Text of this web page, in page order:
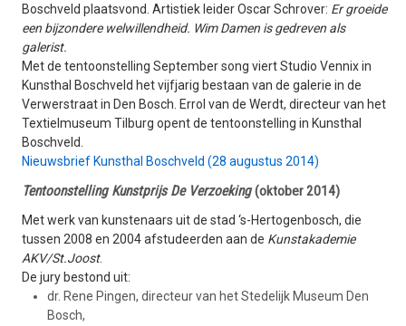
Boschveld plaatsvond. Artistiek leider Oscar Schrover: Er groeide
een bijzondere welwillendheid. Wim Damen is gedreven als
galerist.
Met de tentoonstelling September song viert Studio Vennix in
Kunsthal Boschveld het vijfjarig bestaan van de galerie in de
Verwerstraat in Den Bosch. Errol van de Werdt, directeur van het
Textielmuseum Tilburg opent de tentoonstelling in Kunsthal
Boschveld.
Nieuwsbrief Kunsthal Boschveld (28 augustus 2014)
Tentoonstelling Kunstprijs De Verzoeking(oktober 2014)
Met werk van kunstenaars uit de stad ‘s-Hertogenbosch, die
tussen 2008 en 2004 afstudeerden aan de Kunstakademie
AKV/St.Joost.
De jury bestond uit:
dr. Rene Pingen, directeur van het Stedelijk Museum Den
Bosch,